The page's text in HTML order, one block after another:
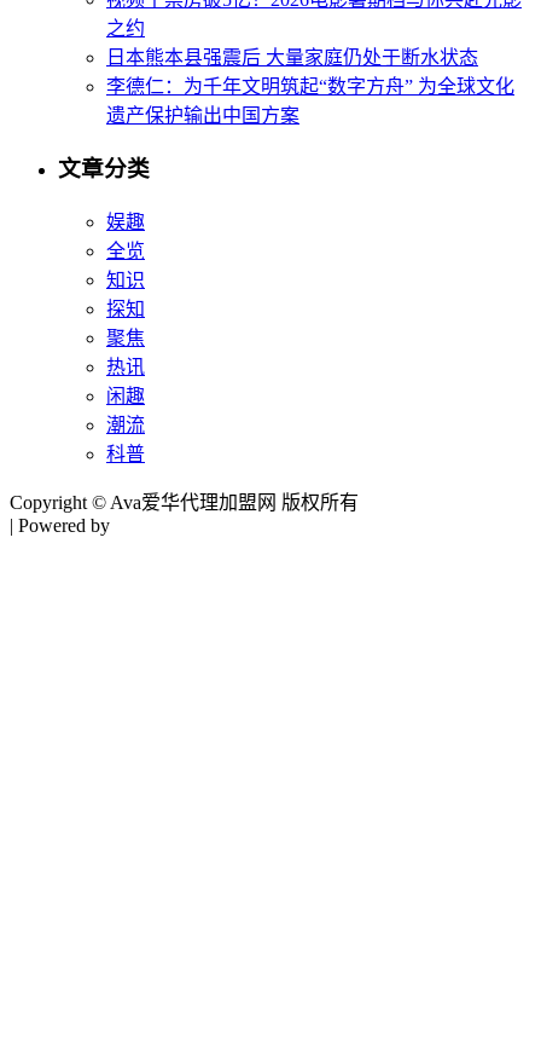
之约
日本熊本县强震后 大量家庭仍处于断水状态
李德仁：为千年文明筑起“数字方舟” 为全球文化
遗产保护输出中国方案
文章分类
娱趣
全览
知识
探知
聚焦
热讯
闲趣
潮流
科普
Copyright © Ava爱华代理加盟网 版权所有
| Powered by